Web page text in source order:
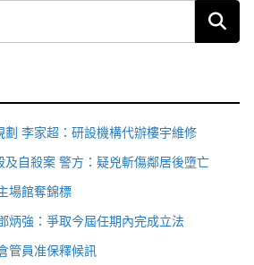
劃 李家超：研設機構代辦樓宇維修
自殺案 警方：疑兇斬傷鄰居後墮亡
場館奪錦標
炳強：爭取今屆任期內完成立法
管員准保釋候訊